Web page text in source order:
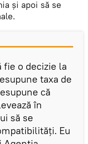
şi apoi să se
fie o decizie la
taxa de
că
în
să se
Eu